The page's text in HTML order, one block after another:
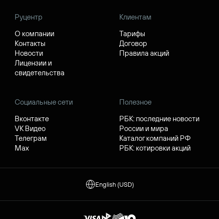
Руцентр
О компании
Контакты
Новости
Лицензии и
свидетельства
Клиентам
Тарифы
Договор
Правила акций
Социальные сети
Вконтакте
VK Видео
Телеграм
Max
Полезное
РБК: последние новости
России и мира
Каталог компаний РФ
РБК: котировки акций
English (USD)